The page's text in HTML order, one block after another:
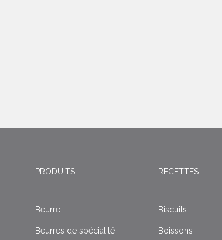
PRODUITS
Beurre
Beurres de spécialité
RECETTES
Biscuits
Boissons